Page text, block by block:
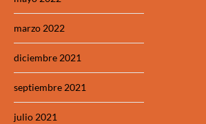
marzo 2022
diciembre 2021
septiembre 2021
julio 2021